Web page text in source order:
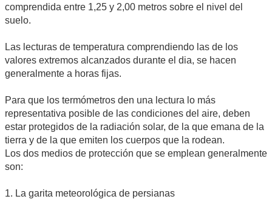
comprendida entre 1,25 y 2,00 metros sobre el nivel del
suelo.
Las lecturas de temperatura comprendiendo las de los
valores extremos alcanzados durante el dia, se hacen
generalmente a horas fijas.
Para que los termómetros den una lectura lo más
representativa posible de las condiciones del aire, deben
estar protegidos de la radiación solar, de la que emana de la
tierra y de la que emiten los cuerpos que la rodean.
Los dos medios de protección que se emplean generalmente
son:
1. La garita meteorológica de persianas